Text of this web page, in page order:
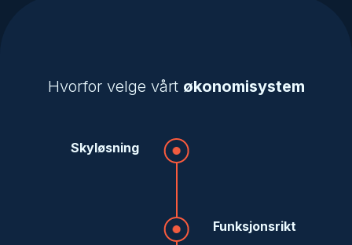
Hvorfor velge vårt økonomisystem
Skyløsning
Funksjonsrikt